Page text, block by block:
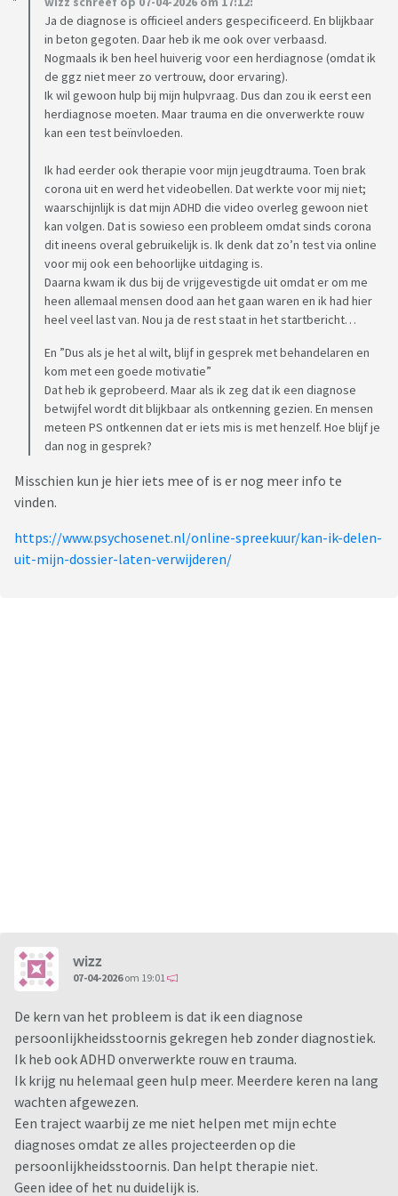
Ik vernam ook dat een PS een probleem kan zijn bij een
arbeidsongeschiktheidsverzekering (ik ben zzp-er) en dit
wordt straks verplicht. Maar ook op dit moment lukt werken
helemaal niet en overweeg te stoppen. Ook vanwege dit.
Ik voel me echt gevangen in deze diagnose. Ik wil hulp voor
mijn echte hulpvraag, maar behalve medicatie krijg ik dit
gewoon niet.
Dat de diagnose kan kloppen heb ik eigenlijk heel lang zelf
ook gedacht. Ik was me niet bewust van het stigma, maar
heb dit "de hard way" ontdekt. Ik ben me erin gaan verdiepen
en het blijkt dat heel veel (vooral vrouwen) met laat
ontdekte ADHD de diagnose PS krijgen, omdat er
oppervlakkig gezien overeenkomsten zijn. Ik ben me gaan
in de PS diagnose. In de therapie was ook een groep en ik
voelde me er ook totaal niet bij passen.
Ik weet het gewoon niet meer
Ja de diagnose is officieel anders gespecificeerd. En blijkbaar
in beton gegoten. Daar heb ik me ook over verbaasd.
Nogmaals ik ben heel huiverig voor een herdiagnose (omdat ik
de ggz niet meer zo vertrouw, door ervaring).
Ik wil gewoon hulp bij mijn hulpvraag. Dus dan zou ik eerst een
herdiagnose moeten. Maar trauma en die onverwerkte rouw
kan een test beïnvloeden.
Ik had eerder ook therapie voor mijn jeugdtrauma. Toen brak
corona uit en werd het videobellen. Dat werkte voor mij niet;
waarschijnlijk is dat mijn ADHD die video overleg gewoon niet
kan volgen. Dat is sowieso een probleem omdat sinds corona
dit ineens overal gebruikelijk is. Ik denk dat zo’n test via online
voor mij ook een behoorlijke uitdaging is.
Daarna kwam ik dus bij de vrijgevestigde uit omdat er om me
heen allemaal mensen dood aan het gaan waren en ik had hier
heel veel last van. Nou ja de rest staat in het startbericht…
En ”Dus als je het al wilt, blijf in gesprek met behandelaren en
kom met een goede motivatie”
Dat heb ik geprobeerd. Maar als ik zeg dat ik een diagnose
betwijfel wordt dit blijkbaar als ontkenning gezien. En mensen
meteen PS ontkennen dat er iets mis is met henzelf. Hoe blijf je
dan nog in gesprek?
Misschien kun je hier iets mee of is er nog meer info te
vinden.
https://www.psychosenet.nl/online-spreekuur/kan-ik-delen-
uit-mijn-dossier-laten-verwijderen/
wizz
07-04-2026om 19:01
De kern van het probleem is dat ik een diagnose
persoonlijkheidsstoornis gekregen heb zonder diagnostiek.
Ik heb ook ADHD onverwerkte rouw en trauma.
Ik krijg nu helemaal geen hulp meer. Meerdere keren na lang
wachten afgewezen.
Een traject waarbij ze me niet helpen met mijn echte
diagnoses omdat ze alles projecteerden op die
persoonlijkheidsstoornis. Dan helpt therapie niet.
Geen idee of het nu duidelijk is.